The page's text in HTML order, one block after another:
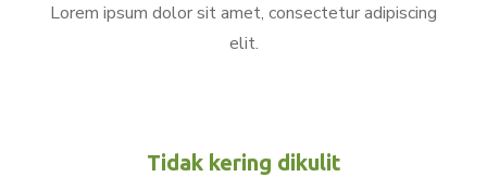
Lorem ipsum dolor sit amet, consectetur adipiscing
elit.
Tidak kering dikulit